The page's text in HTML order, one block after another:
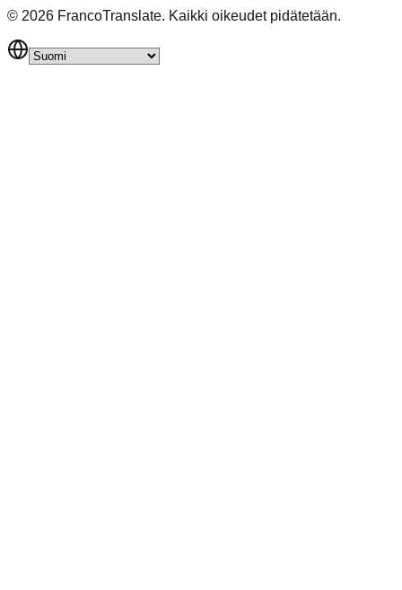
© 2026 FrancoTranslate. Kaikki oikeudet pidätetään.